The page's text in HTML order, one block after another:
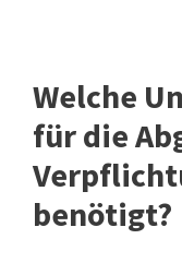
Welche
für die
benötigt?